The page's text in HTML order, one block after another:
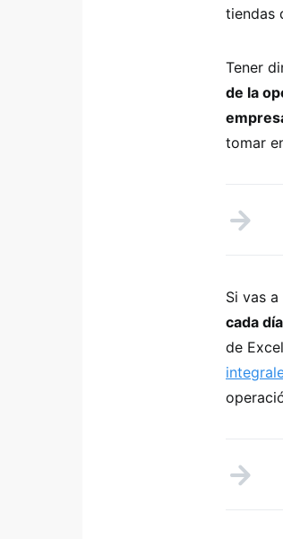
tiendas
Tener
de la
tomar
Si vas
cada día
de